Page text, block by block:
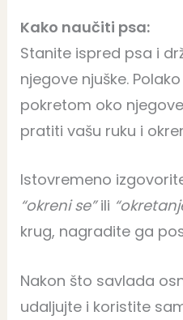
Kako naučiti psa:
Stanite ispred psa i
njegove njuške.
pokretom oko
pratiti vašu ruku i
Istovremeno
“okreni se”ili
krug, nagradite ga
Nakon što savlada
udaljujte i koristite